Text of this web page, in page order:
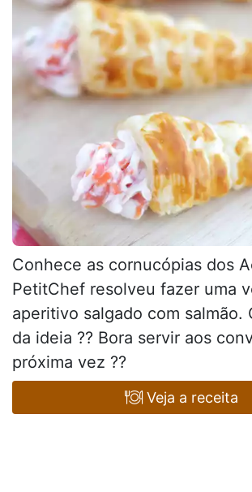
Conhece as cornucópias dos
PetitChef resolveu fazer uma
aperitivo salgado com salmão.
da ideia ?? Bora servir aos
próxima vez ??
Veja a receita